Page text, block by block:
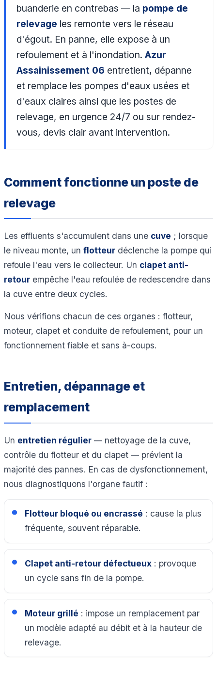
buanderie en contrebas — la pompe de
relevage les remonte vers le réseau
d'égout. En panne, elle expose à un
refoulement et à l'inondation.Azur
Assainissement 06 entretient, dépanne
et remplace les pompes d'eaux usées et
d'eaux claires ainsi que les postes de
relevage, en urgence 24/7 ou sur rendez-
vous, devis clair avant intervention.
Comment fonctionne un poste de
relevage
Les effluents s'accumulent dans une cuve ; lorsque
le niveau monte, un flotteur déclenche la pompe qui
refoule l'eau vers le collecteur. Un clapet anti-
retour empêche l'eau refoulée de redescendre dans
la cuve entre deux cycles.
Nous vérifions chacun de ces organes : flotteur,
moteur, clapet et conduite de refoulement, pour un
fonctionnement fiable et sans à-coups.
Entretien, dépannage et
remplacement
Un entretien régulier — nettoyage de la cuve,
contrôle du flotteur et du clapet — prévient la
majorité des pannes. En cas de dysfonctionnement,
nous diagnostiquons l'organe fautif :
Flotteur bloqué ou encrassé : cause la plus
fréquente, souvent réparable.
Clapet anti-retour défectueux: provoque
un cycle sans fin de la pompe.
Moteur grillé : impose un remplacement par
un modèle adapté au débit et à la hauteur de
relevage.